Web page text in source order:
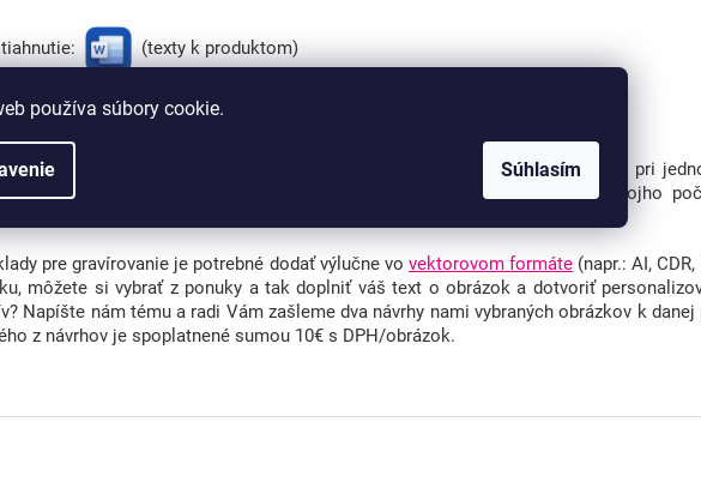
používa súbory cookie.
Súhlasím
(texty k produktom)
(texty k samostatným štítkom/emblémom)
objednávku vo worde prosím priložte priamo k produktu, postačuje 1 x pri
ju nahrávať ku každej veľkosti. Prípadne si dokument uložte do svojho
pre gravírovanie je potrebné dodať výlučne vo vektorovomformáte (napr.: AI, CDR,
môžete si vybrať z ponuky a tak doplniť váš text o obrázok a dotvoriť
Napíšte nám tému a radi Vám zašleme dva návrhy nami vybraných obrázkov k
z návrhov je spoplatnené sumou 10€ s DPH/obrázok.